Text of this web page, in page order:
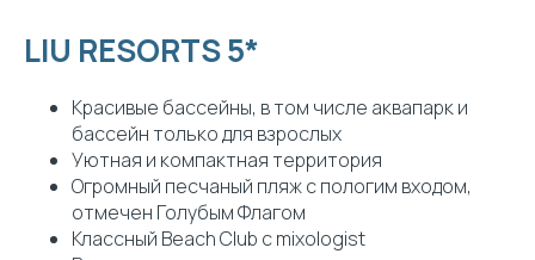
LIU RESORTS 5*
Красивые бассейны, в том числе аквапарк и
бассейн только для взрослых
Уютная и компактная территория
Огромный песчаный пляж с пологим входом,
отмечен Голубым Флагом
Классный Beach Club с mixologist